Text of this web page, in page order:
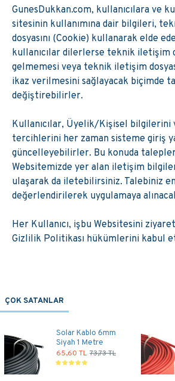
GunesDukkan.com, kullanıcılara ve
sitesinin kullanımına dair bilgileri,
dosyasını (Cookie) kullanarak elde
kullanıcılar dilerlerse teknik iletişim
gelmemesi veya teknik iletişim
ikaz verilmesini sağlayacak biçimde
değiştirebilirler.
Kullanıcılar, Üyelik/Kişisel
tercihlerini her zaman sisteme giriş
güncelleyebilirler. Bu konuda
Websitemizde yer alan iletişim
ulaşarak da iletebilirsiniz. Talebiniz
değerlendirilerek uygulamaya
Her Kullanıcı, işbu Websitesini
Gizlilik Politikası hükümlerini kabul
ÇOK SATANLAR
Solar Kablo 6mm
Siyah 1 Metre
65,60 TL 73,73 TL